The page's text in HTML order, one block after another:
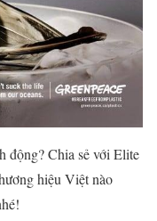
động? Chia sẻ với Elite
hiệu Việt nào